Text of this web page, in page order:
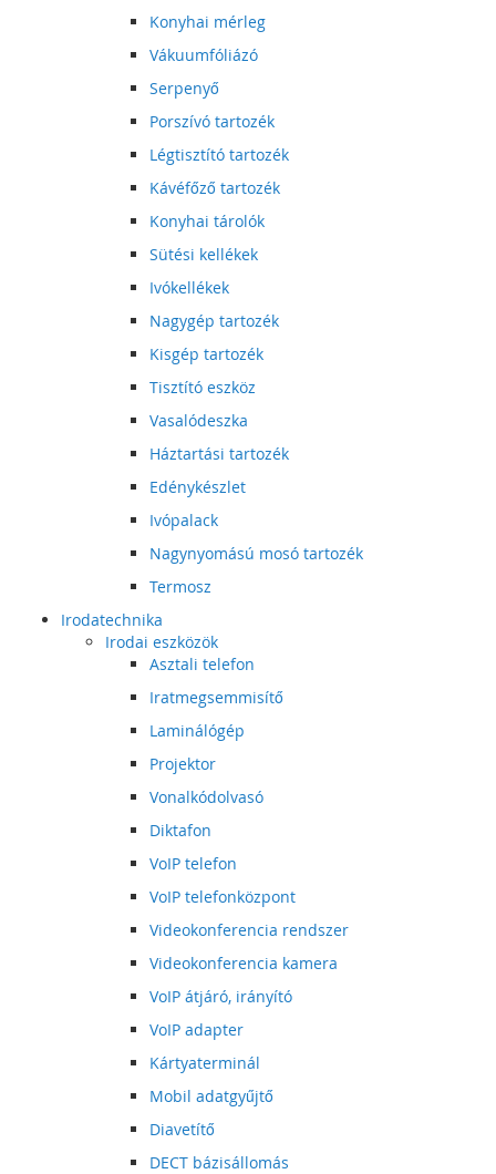
Konyhai mérleg
Vákuumfóliázó
Serpenyő
Porszívó tartozék
Légtisztító tartozék
Kávéfőző tartozék
Konyhai tárolók
Sütési kellékek
Ivókellékek
Nagygép tartozék
Kisgép tartozék
Tisztító eszköz
Vasalódeszka
Háztartási tartozék
Edénykészlet
Ivópalack
Nagynyomású mosó tartozék
Termosz
Irodatechnika
Irodai eszközök
Asztali telefon
Iratmegsemmisítő
Laminálógép
Projektor
Vonalkódolvasó
Diktafon
VoIP telefon
VoIP telefonközpont
Videokonferencia rendszer
Videokonferencia kamera
VoIP átjáró, irányító
VoIP adapter
Kártyaterminál
Mobil adatgyűjtő
Diavetítő
DECT bázisállomás